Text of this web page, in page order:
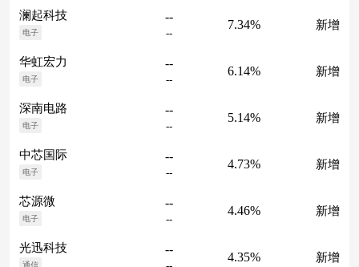
澜起科技
电子
--
--
7.34% 新增
华虹宏力
电子
--
--
6.14% 新增
深南电路
电子
--
--
5.14% 新增
中芯国际
电子
--
--
4.73% 新增
芯源微
电子
--
--
4.46% 新增
光迅科技 --
4.35% 新增